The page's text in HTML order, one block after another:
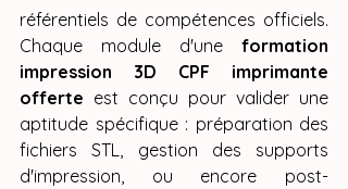
référentiels de compétences officiels.
Chaque module d'une formation
impression 3D CPF imprimante
offerte est conçu pour valider une
aptitude spécifique : préparation des
fichiers STL, gestion des supports
d'impression, ou encore post-